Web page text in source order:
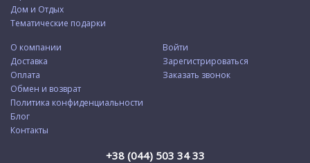
Дом и Отдых
Тематические подарки
О компании
Доставка
Оплата
Обмен и возврат
Политика конфиденциальности
Блог
Контакты
Войти
Зарегистрироваться
Заказать звонок
+38 (044) 503 34 33